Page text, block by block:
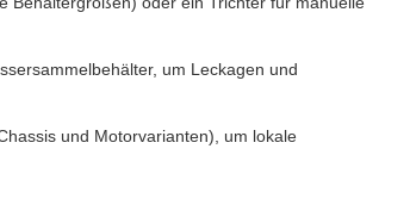
um Leckagen und
und Motorvarianten), um lokale